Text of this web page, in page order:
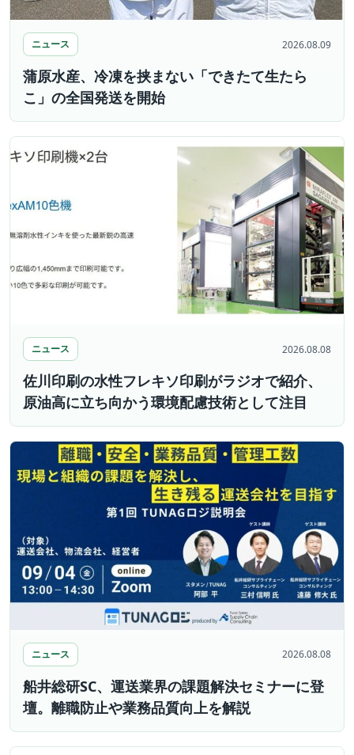
ニュース 2026.08.09
蒲原水産、冷凍を挟まない「できたて生たら
こ」の全国発送を開始
ニュース 2026.08.08
佐川印刷の水性フレキソ印刷がラジオで紹介、
原油高に立ち向かう環境配慮技術として注目
ニュース 2026.08.08
船井総研SC、運送業界の課題解決セミナーに登
壇。離職防止や業務品質向上を解説